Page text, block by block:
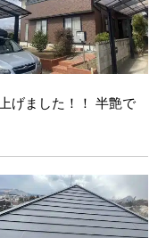
げました！！ 半艶で